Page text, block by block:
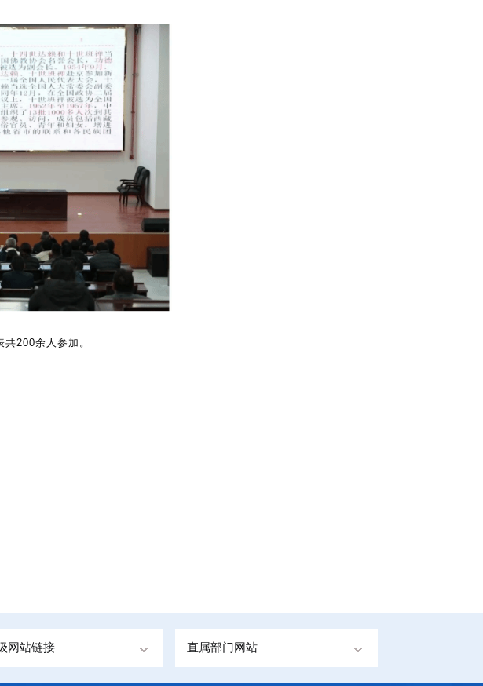
共200余人参加。
网站链接 直属部门网站